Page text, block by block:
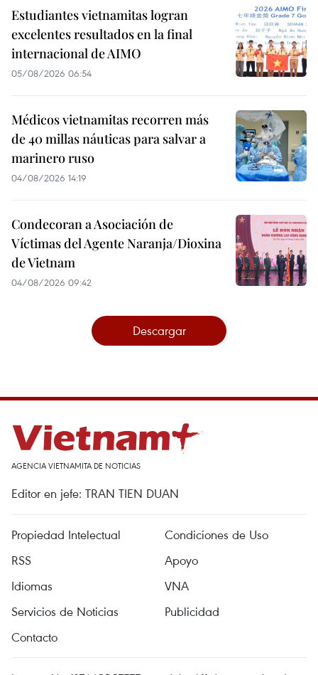
Estudiantes vietnamitas logran
excelentes resultados en la final
internacional de AIMO
05/08/2026 06:54
Médicos vietnamitas recorren más
de 40 millas náuticas para salvar a
marinero ruso
04/08/2026 14:19
Condecoran a Asociación de
Víctimas del Agente Naranja/Dioxina
de Vietnam
04/08/2026 09:42
Descargar
AGENCIA VIETNAMITA DE NOTICIAS
Editor en jefe: TRAN TIEN DUAN
Propiedad Intelectual
Condiciones de Uso
RSS
Apoyo
Idiomas
VNA
Servicios de Noticias
Publicidad
Contacto